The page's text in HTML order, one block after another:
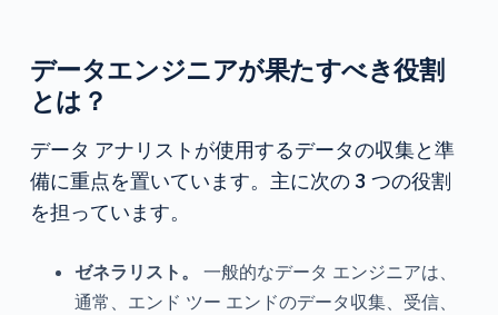
データエンジニアが果たすべき役割
とは？
データ アナリストが使用するデータの収集と準
備に重点を置いています。主に次の 3 つの役割
を担っています。
ゼネラリスト。 一般的なデータ エンジニアは、
通常、エンド ツー エンドのデータ収集、受信、